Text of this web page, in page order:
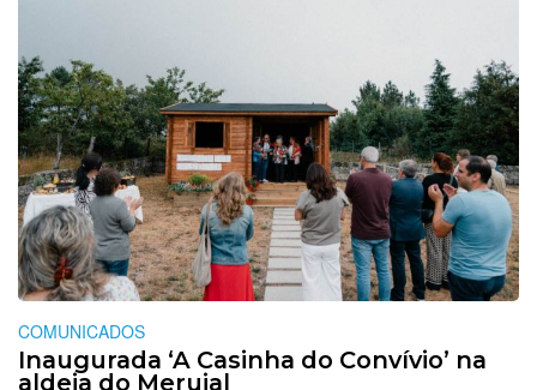
COMUNICADOS
Inaugurada ‘A Casinha do Convívio’ na
aldeia do Merujal